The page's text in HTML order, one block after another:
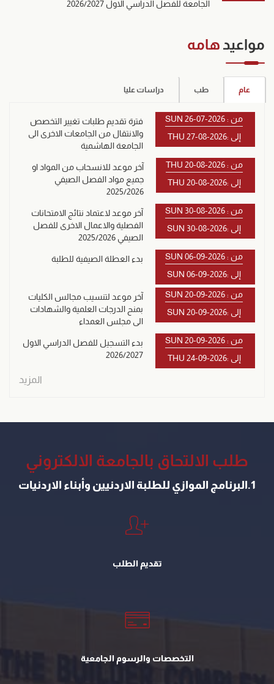
الجامعة للفصل الدراسي الاول 2026/2027
مواعيد هامه
عام طب دراسات عليا
من : SUN 26-07-2026
إلى :THU 27-08-2026
فترة تقديم طلبات تغيير التخصص
والانتقال من الجامعات الاخرى الى
الجامعة الهاشمية
من : THU 20-08-2026
إلى :THU 20-08-2026
آخر موعد للانسحاب من المواد او
جميع مواد الفصل الصيفي
2025/2026
من : SUN 30-08-2026
إلى :SUN 30-08-2026
آخر موعد لاعتماد نتائج الامتحانات
الفصلية والاعمال الاخرى للفصل
الصيفي 2025/2026
من : SUN 06-09-2026
إلى :SUN 06-09-2026
بدء العطلة الصيفية للطلبة
من : SUN 20-09-2026
إلى :SUN 20-09-2026
آخر موعد لتنسيب مجالس الكليات
بمنح الدرجات العلمية والشهادات
الى مجلس العمداء
من : SUN 20-09-2026
إلى :THU 24-09-2026
بدء التسجيل للفصل الدراسي الاول
2026/2027
المزيد
طلب الالتحاق بالجامعة الالكتروني
1.البرنامج الموازي للطلبة الاردنيين وأبناء الاردنيات
تقديم الطلب
التخصصات والرسوم الجامعية